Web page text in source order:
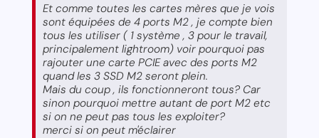
Et comme toutes les cartes mères que je vois
sont équipées de 4 ports M2 , je compte bien
tous les utiliser ( 1 système , 3 pour le travail,
principalement lightroom) voir pourquoi pas
rajouter une carte PCIE avec des ports M2
quand les 3 SSD M2 seront plein.
Mais du coup , ils fonctionneront tous? Car
sinon pourquoi mettre autant de port M2 etc
si on ne peut pas tous les exploiter?
merci si on peut m'éclairer